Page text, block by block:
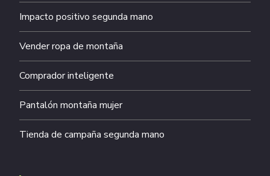
Impacto positivo segunda mano
Vender ropa de montaña
Comprador inteligente
Pantalón montaña mujer
Tienda de campaña segunda mano